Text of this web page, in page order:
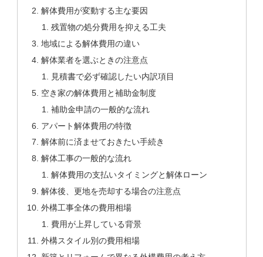
解体費用が変動する主な要因
残置物の処分費用を抑える工夫
地域による解体費用の違い
解体業者を選ぶときの注意点
見積書で必ず確認したい内訳項目
空き家の解体費用と補助金制度
補助金申請の一般的な流れ
アパート解体費用の特徴
解体前に済ませておきたい手続き
解体工事の一般的な流れ
解体費用の支払いタイミングと解体ローン
解体後、更地を売却する場合の注意点
外構工事全体の費用相場
費用が上昇している背景
外構スタイル別の費用相場